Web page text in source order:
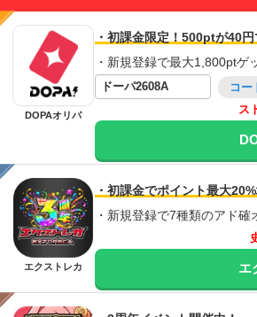
DOPAオリパ
・初課金限定！500ptが40
・新規登録で最大1,800ptゲ
ドーパ2608A
コー
ス
エクストレカ
・初課金でポイント最大
・新規登録で7種類のアド確
エ